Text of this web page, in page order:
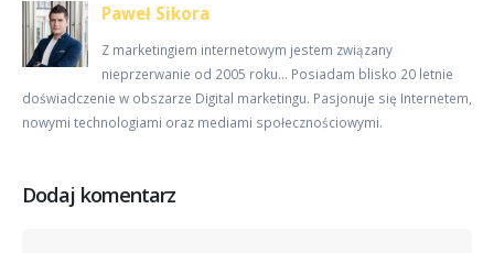
Paweł Sikora
Z marketingiem internetowym jestem związany
nieprzerwanie od 2005 roku… Posiadam blisko 20 letnie
doświadczenie w obszarze Digital marketingu. Pasjonuje się Internetem,
nowymi technologiami oraz mediami społecznościowymi.
Dodaj komentarz